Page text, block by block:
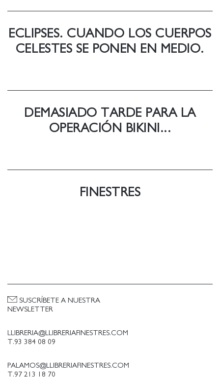
ECLIPSES. CUANDO LOS CUERPOS
CELESTES SE PONEN EN MEDIO.
DEMASIADO TARDE PARA LA
OPERACIÓN BIKINI...
FINESTRES
LLIBRERIA@LLIBRERIAFINESTRES.COM
T.93 384 08 09
PALAMOS@LLIBRERIAFINESTRES.COM
T.97 213 18 70
SUSCRÍBETE A NUESTRA
NEWSLETTER